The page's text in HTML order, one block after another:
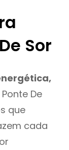
Sor
De
que
cada